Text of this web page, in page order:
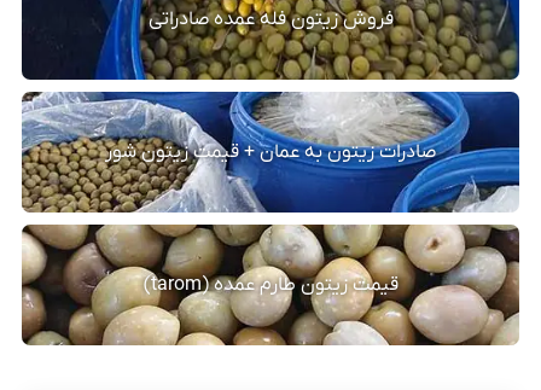
فروش زیتون فله عمده صادراتی
صادرات زیتون به عمان + قیمت زیتون شور
قیمت زیتون طارم عمده (tarom)